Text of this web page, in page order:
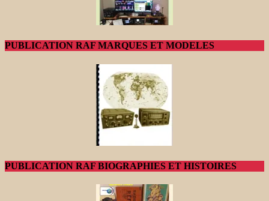
PUBLICATION RAF MARQUES ET MODELES
PUBLICATION RAF BIOGRAPHIES ET HISTOIRES